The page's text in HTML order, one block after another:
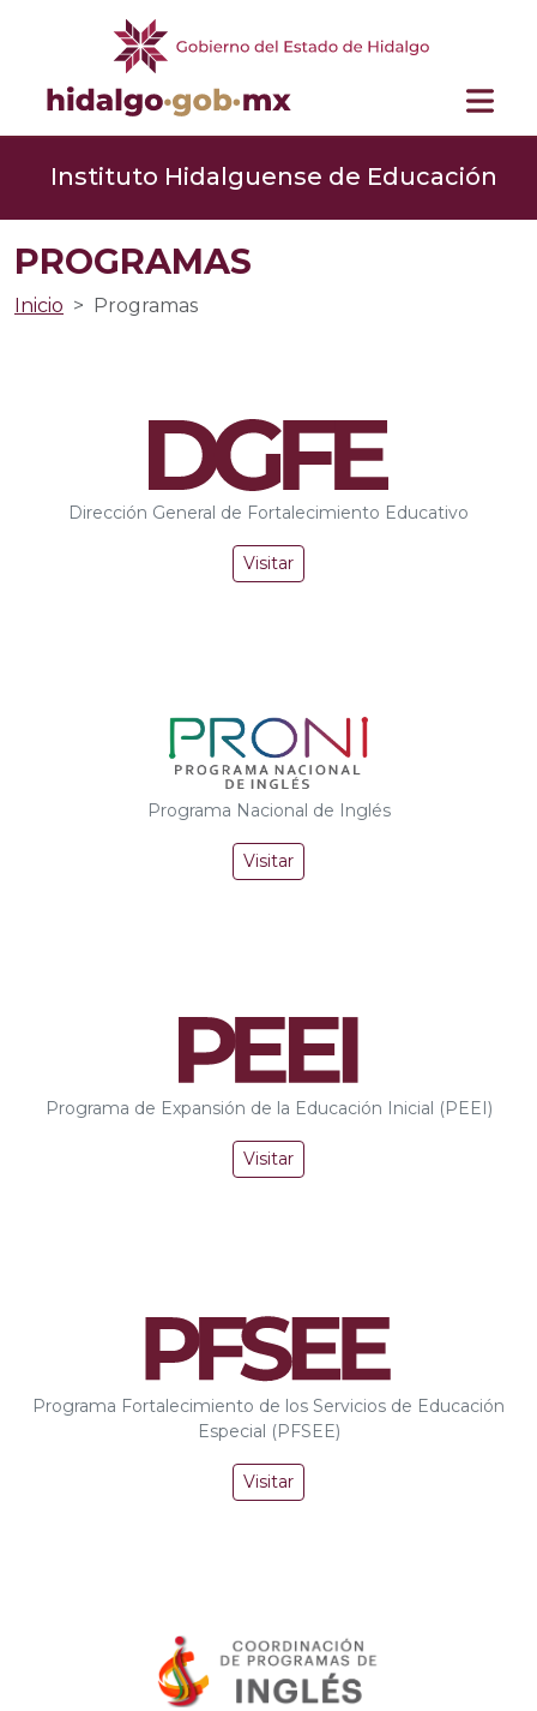
Instituto Hidalguense de Educación
PROGRAMAS
Inicio Programas
Dirección General de Fortalecimiento Educativo
Visitar
Programa Nacional de Inglés
Visitar
Programa de Expansión de la Educación Inicial (PEEI)
Visitar
Programa Fortalecimiento de los Servicios de Educación
Especial (PFSEE)
Visitar